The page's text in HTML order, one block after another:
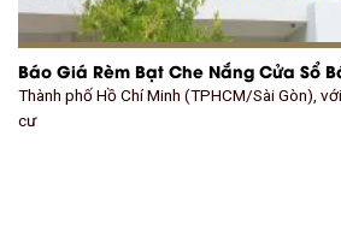
Báo Giá Rèm Bạt Che Nắng Cửa Sổ
Thành phố Hồ Chí Minh (TPHCM/Sài Gòn),
cư